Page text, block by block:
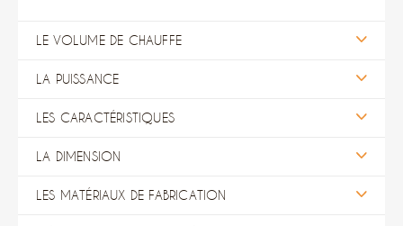
LE VOLUME DE CHAUFFE
LA PUISSANCE
LES CARACTÉRISTIQUES
LA DIMENSION
LES MATÉRIAUX DE FABRICATION